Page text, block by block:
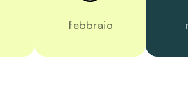
febbraio